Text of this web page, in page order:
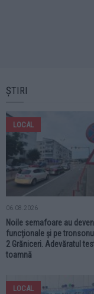
ȘTIRI
LOCAL
06.08.2026
Noile semafoare au
funcționale și pe
2 Grăniceri. Adevăratul
toamnă
LOCAL